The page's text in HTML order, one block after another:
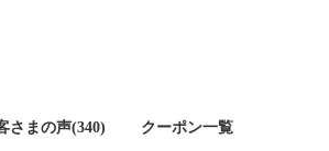
さまの声(340) クーポン一覧